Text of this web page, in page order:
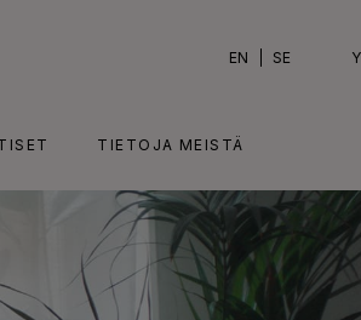
EN SE
TIETOJA MEISTÄ